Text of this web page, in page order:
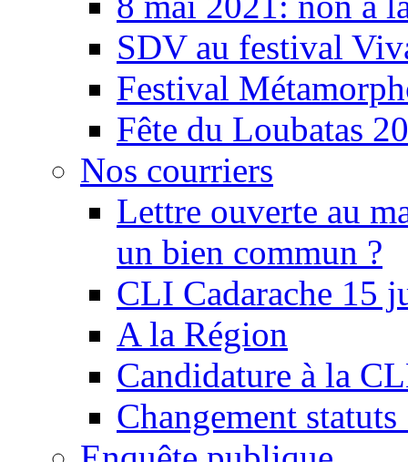
SDV au festival
Festival
Fête du Loubatas
Nos courriers
Lettre ouverte au
un bien commun ?
CLI Cadarache 15
A la Région
Candidature à la
Changement